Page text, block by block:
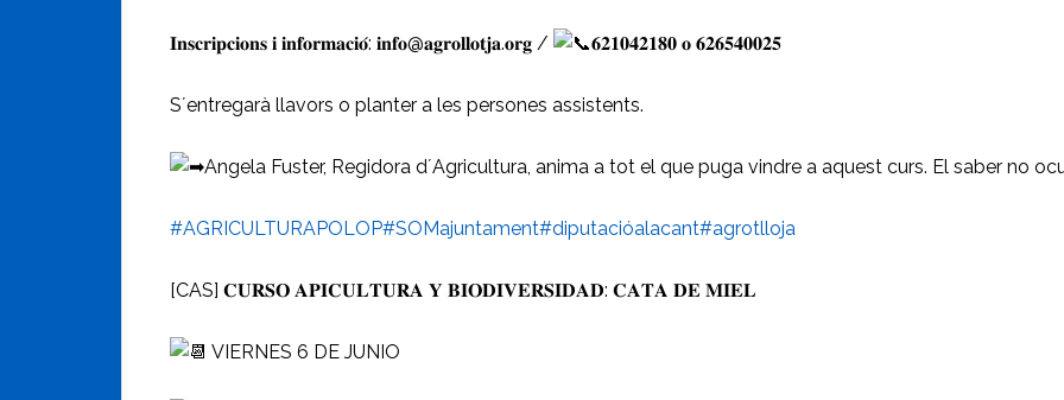
𝐈𝐧𝐬𝐜𝐫𝐢𝐩𝐜𝐢𝐨𝐧𝐬 𝐢 𝐢𝐧𝐟𝐨𝐫𝐦𝐚𝐜𝐢𝐨́: 𝐢𝐧𝐟𝐨@𝐚𝐠𝐫𝐨𝐥𝐥𝐨𝐭𝐣𝐚.𝐨𝐫𝐠 / 𝟔𝟐𝟏𝟎𝟒𝟐𝟏𝟖𝟎 𝐨 𝟔𝟐𝟔𝟓𝟒𝟎𝟎𝟐𝟓
S´entregarà llavors o planter a les persones assistents.
Angela Fuster, Regidora d´Agricultura, anima a tot el que puga vindre a aquest curs. El saber no
#AGRICULTURAPOLOP#SOMajuntament#diputacióalacant#agrotlloja
[CAS] 𝐂𝐔𝐑𝐒𝐎 𝐀𝐏𝐈𝐂𝐔𝐋𝐓𝐔𝐑𝐀 𝐘 𝐁𝐈𝐎𝐃𝐈𝐕𝐄𝐑𝐒𝐈𝐃𝐀𝐃: 𝐂𝐀𝐓𝐀 𝐃𝐄 𝐌𝐈𝐄𝐋
VIERNES 6 DE JUNIO